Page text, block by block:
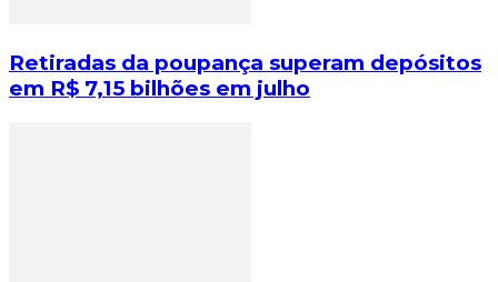
Retiradas da poupança superam depósitos
em R$ 7,15 bilhões em julho